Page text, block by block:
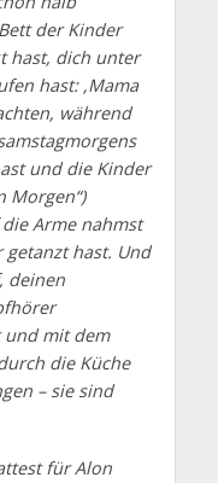
der Kinder
hast, dich unter
hast: ‚Mama
während
und die Kinder
Morgen“)
Arme nahmst
hast. Und
deinen
und mit dem
die Küche
– sie sind
für Alon